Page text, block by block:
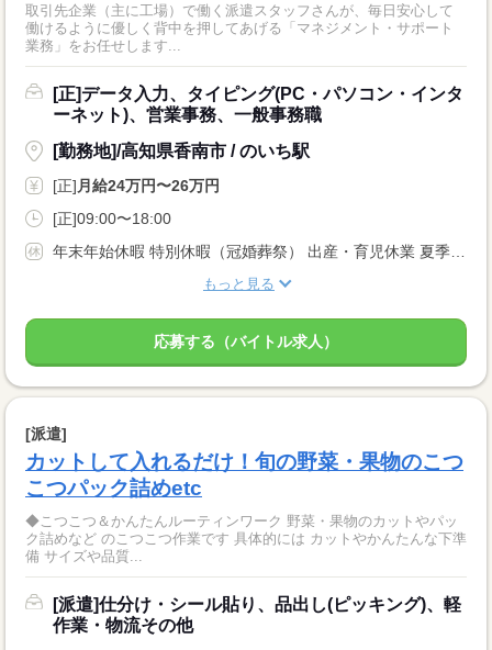
取引先企業（主に工場）で働く派遣スタッフさんが、毎日安心して
働けるように優しく背中を押してあげる「マネジメント・サポート
業務」をお任せします...
[正]データ入力、タイピング(PC・パソコン・インタ
ーネット)、営業事務、一般事務職
[勤務地]/高知県香南市 / のいち駅
[正] 月給24万円〜26万円
[正]09:00〜18:00
もっと見る
応募する（バイトル求人）
[派遣]
カットして入れるだけ！旬の野菜・果物のこつ
こつパック詰めetc
◆こつこつ＆かんたんルーティンワーク 野菜・果物のカットやパッ
ク詰めなど のこつこつ作業です 具体的には カットやかんたんな下準
備 サイズや品質...
[派遣]仕分け・シール貼り、品出し(ピッキング)、軽
作業・物流その他